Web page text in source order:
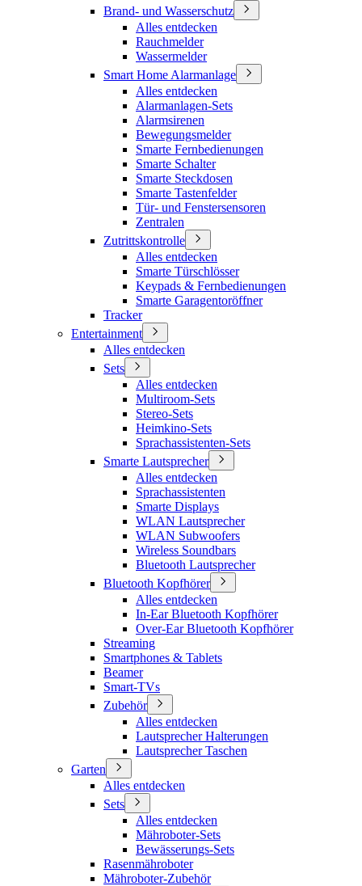
Brand- und Wasserschutz
Alles entdecken
Rauchmelder
Wassermelder
Smart Home Alarmanlage
Alles entdecken
Alarmanlagen-Sets
Alarmsirenen
Bewegungsmelder
Smarte Fernbedienungen
Smarte Schalter
Smarte Steckdosen
Smarte Tastenfelder
Tür- und Fenstersensoren
Zentralen
Zutrittskontrolle
Alles entdecken
Smarte Türschlösser
Keypads & Fernbedienungen
Smarte Garagentoröffner
Tracker
Entertainment
Alles entdecken
Sets
Alles entdecken
Multiroom-Sets
Stereo-Sets
Heimkino-Sets
Sprachassistenten-Sets
Smarte Lautsprecher
Alles entdecken
Sprachassistenten
Smarte Displays
WLAN Lautsprecher
WLAN Subwoofers
Wireless Soundbars
Bluetooth Lautsprecher
Bluetooth Kopfhörer
Alles entdecken
In-Ear Bluetooth Kopfhörer
Over-Ear Bluetooth Kopfhörer
Streaming
Smartphones & Tablets
Beamer
Smart-TVs
Zubehör
Alles entdecken
Lautsprecher Halterungen
Lautsprecher Taschen
Garten
Alles entdecken
Sets
Alles entdecken
Mähroboter-Sets
Bewässerungs-Sets
Rasenmähroboter
Mähroboter-Zubehör